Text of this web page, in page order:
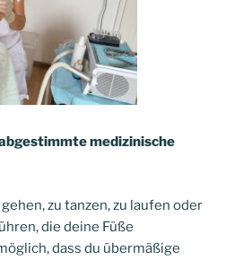
medizinische
zu tanzen, zu laufen oder
die deine Füße
dass du übermäßige